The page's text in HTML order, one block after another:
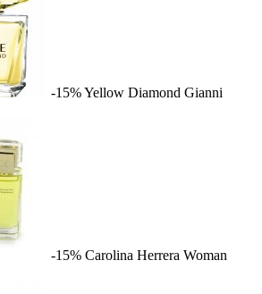
-15%Yellow Diamond Gianni
-15% Carolina Herrera Woman